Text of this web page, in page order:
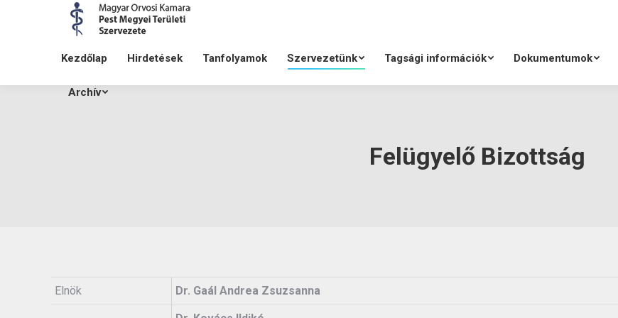
Kezdőlap Hirdetések Tanfolyamok Szervezetünk Tagsági információk Dokumentumok
Archív
Felügyelő Bizottság
Elnök Dr. Gaál Andrea Zsuzsanna